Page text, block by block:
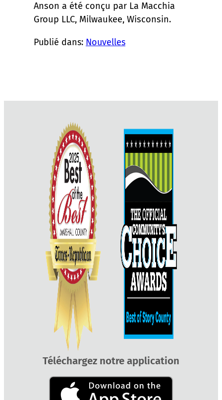
Anson a été conçu par La Macchia
Group LLC, Milwaukee, Wisconsin.
Publié dans: Nouvelles
Téléchargez notre application